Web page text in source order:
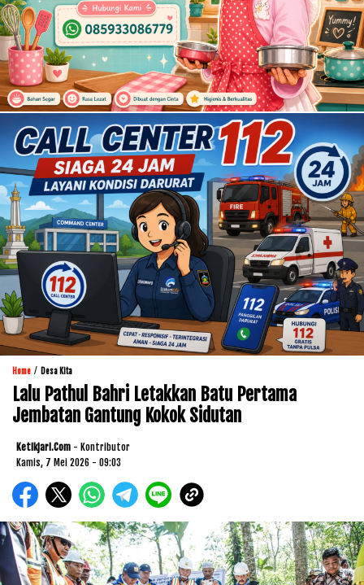
Home / Desa Kita
Lalu Pathul Bahri Letakkan Batu Pertama
Jembatan Gantung Kokok Sidutan
Ketikjari.com - Kontributor
Kamis, 7 Mei 2026 - 09:03